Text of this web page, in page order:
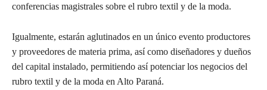
conferencias magistrales sobre el rubro textil y de la moda.
Igualmente, estarán aglutinados en un único evento productores
y proveedores de materia prima, así como diseñadores y dueños
del capital instalado, permitiendo así potenciar los negocios del
rubro textil y de la moda en Alto Paraná.